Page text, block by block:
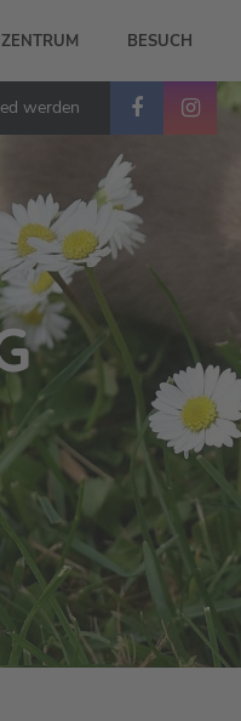
BESUCH
werden